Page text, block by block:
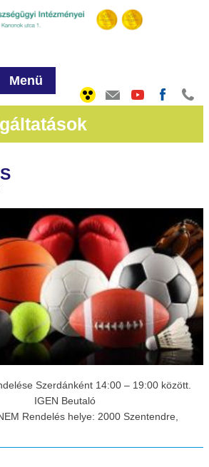
Menü
Szerdánként 14:00 – 19:00 között.
IGEN Beutaló
helye: 2000 Szentendre,